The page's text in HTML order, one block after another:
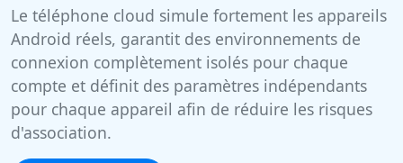
Le téléphone cloud simule fortement les appareils
Android réels, garantit des environnements de
connexion complètement isolés pour chaque
compte et définit des paramètres indépendants
pour chaque appareil afin de réduire les risques
d'association.